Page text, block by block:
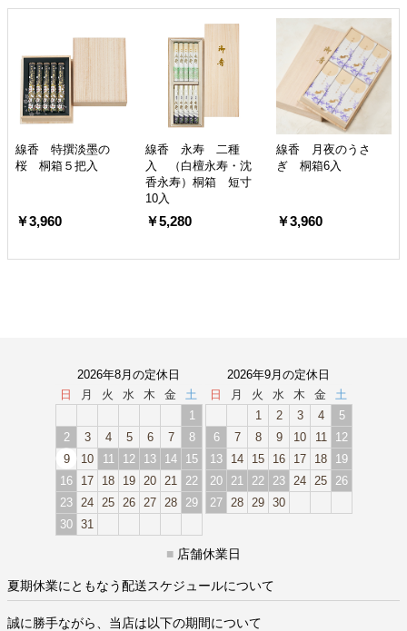
線香 特撰淡墨の
桜 桐箱５把入
￥3,960
線香 永寿 二種
入 （白檀永寿・沈
香永寿）桐箱 短寸
10入
￥5,280
線香 月夜のうさ
ぎ 桐箱6入
￥3,960
2026年8月の定休日
日
月 火 水 木 金
土
1
2
3 4 5 6 7
8
9
10 11 12 13 14
15
16
17 18 19 20 21
22
23
24 25 26 27 28
29
30 31
2026年9月の定休日
日
月 火 水 木 金
土
1
2 3 4
5
6
7 8 9 10 11
12
13
14 15 16 17 18
19
20
21 22 23 24 25
26
27
28 29 30
■ 店舗休業日
夏期休業にともなう配送スケジュールについて
誠に勝手ながら、当店は以下の期間について